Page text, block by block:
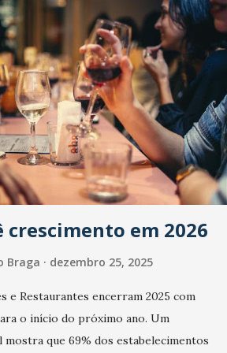
crescimento em 2026
Braga dezembro 25, 2025
e Restaurantes encerram 2025 com
o início do próximo ano. Um
mostra que 69% dos estabelecimentos